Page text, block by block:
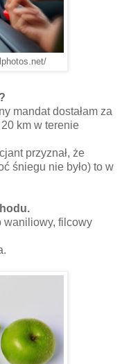
mandat dostałam za
km w terenie
przyznał, że
śniegu nie było) to w
waniliowy, filcowy